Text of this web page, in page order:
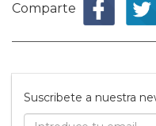
Comparte
Suscribete a nuestra